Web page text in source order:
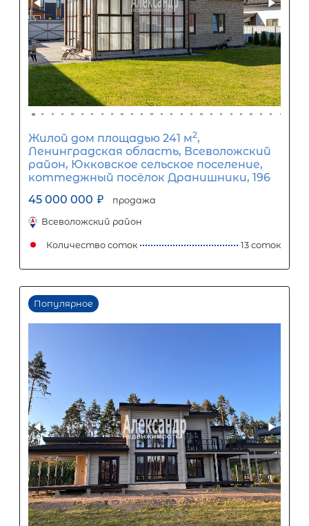
ООО «АЛЕКСАНДР-НЕДВИЖИМОСТЬ» не является кредитной
организацией. Кредит предоставляется банками-
носит информационный характер и не является
точного расчета платежей по кредиту и предоставления
об условиях кредитования обратитесь к менеджерам нашей